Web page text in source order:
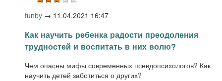
funby → 11.04.2021 16:47
Как научить ребенка радости преодоления
трудностей и воспитать в них волю?
Чем опасны мифы современных псевдопсихологов? Как
научить детей заботиться о других?